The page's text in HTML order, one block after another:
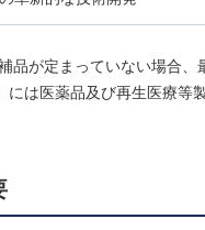
品が定まっていない場合、
は医薬品及び再生医療等